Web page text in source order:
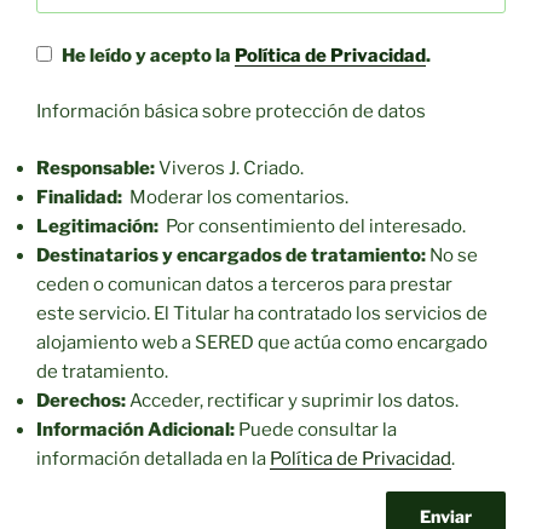
He leído y acepto la Política de Privacidad.
Información básica sobre protección de datos
Responsable:Viveros J. Criado.
Finalidad: Moderar los comentarios.
Legitimación: Por consentimiento del interesado.
Destinatarios y encargados de tratamiento: No se
ceden o comunican datos a terceros para prestar
este servicio. El Titular ha contratado los servicios de
alojamiento web a SERED que actúa como encargado
de tratamiento.
Derechos: Acceder, rectificar y suprimir los datos.
Información Adicional: Puede consultar la
información detallada en la Política de Privacidad.